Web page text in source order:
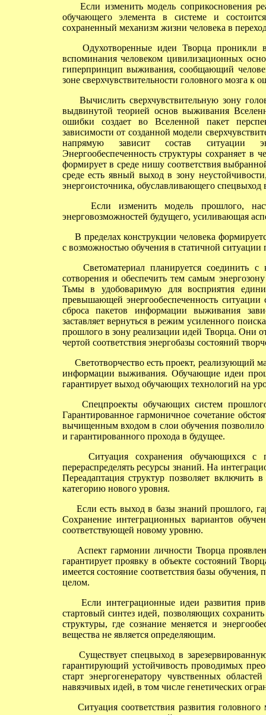
Если изменить модель соприкосновения
обучающего элемента в системе и
сохраненный механизм жизни человека в
Одухотворенные идеи Творца проникли
вспоминания человеком цивилизационных
гиперпринцип выживания, сообщающий
зоне сверхчувствительности головного мозга к
Вычислить сверхчувствительную зону
выдвинутой теорией основ выживания
ошибки создает во Вселенной пакет
зависимости от созданной модели
напрямую зависит состав ситуации
Энергообеспеченность структуры сохраняет в
формирует в среде нишу соответствия
среде есть явный выход в зону
энергоисточника, обуславливающего спецвыход
Если изменить модель прошлого,
энерговозможностей будущего, усиливающая
В пределах конструкции человека
с возможностью обучения в статичной
Светоматериал планируется соединить с
сотворения и обеспечить тем самым
Тьмы в удобоваримую для восприятия
превышающей энергообеспеченность ситуации
сброса пакетов информации выживания
заставляет вернуться в режим усиленного
прошлого в зону реализации идей Творца. Они
чертой соответствия энергобазы состояний
Светотворчество есть проект, реализующий
информации выживания. Обучающие идеи
гарантирует выход обучающих технологий на
Спецпроекты обучающих систем
Гарантированное гармоничное сочетание
вычищенным входом в слои обучения
и гарантированного прохода в будущее.
Ситуация сохранения обучающихся с
перераспределять ресурсы знаний. На
Переадаптация структур позволяет
категорию нового уровня.
Если есть выход в базы знаний прошлого,
Сохранение интеграционных вариантов
соответствующей новому уровню.
Аспект гармонии личности Творца
гарантирует проявку в объекте состояний
имеется состояние соответствия базы
целом.
Если интеграционные идеи развития
стартовый синтез идей, позволяющих
структуры, где сознание меняется и
вещества не является определяющим.
Существует спецвыход в
гарантирующий устойчивость проводимых
старт энергогенератору чувственных
навязчивых идей, в том числе генетических
Ситуация соответствия развития головного